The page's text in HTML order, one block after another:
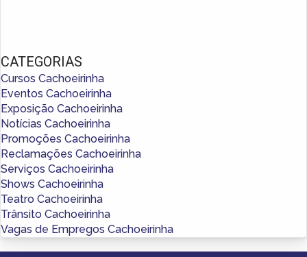
CATEGORIAS
Cursos Cachoeirinha
Eventos Cachoeirinha
Exposição Cachoeirinha
Notícias Cachoeirinha
Promoções Cachoeirinha
Reclamações Cachoeirinha
Serviços Cachoeirinha
Shows Cachoeirinha
Teatro Cachoeirinha
Trânsito Cachoeirinha
Vagas de Empregos Cachoeirinha